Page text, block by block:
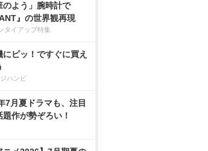
のよう」腕時計で
』の世界観再現
タイアップ特集
にピッ！ですぐに買え
ジハンピ
7月夏ドラマも、注目
題作が勢ぞろい！